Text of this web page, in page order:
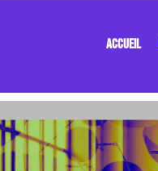
ACCUEIL